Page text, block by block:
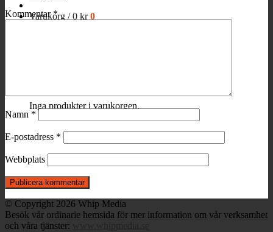
Varukorg /0 kr 0
Inga produkter i varukorgen.
Kommentar*
Namn *
E-postadress *
Webbplats
© Copyright 2026 Whip Media
Besök vår ordinarie hemsida för mer information om vår verksamhet
och våra tjänster: